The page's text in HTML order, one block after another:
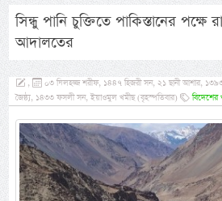
সিন্ধু পানি চুক্তিতে পাকিস্তানের পক্ষে
আদালতের
,
০৩ যিলহজ্জ শরীফ, ১৪৪৭ হিজরী সন, ২১ ছানী আশার,
জৈষ্ঠ্য, ১৪৩৩ ফসলী সন, ইয়াওমুল খমীছ (বৃহস্পতিবার)
বিদেশের